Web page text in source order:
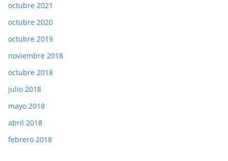
octubre 2021
octubre 2020
octubre 2019
noviembre 2018
octubre 2018
julio 2018
mayo 2018
abril 2018
febrero 2018